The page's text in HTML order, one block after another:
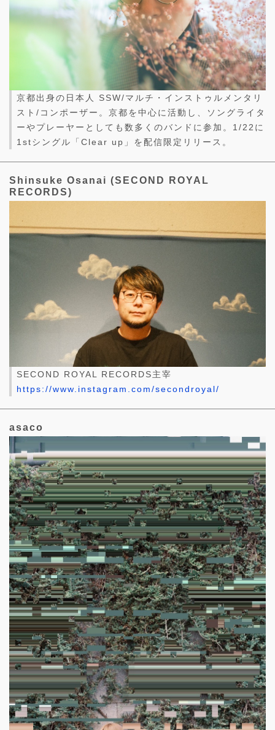
京都出身の日本人 SSW/マルチ・インストゥルメンタリ
スト/コンポーザー。京都を中心に活動し、ソングライタ
ーやプレーヤーとしても数多くのバンドに参加。1/22に
1stシングル「Clear up」を配信限定リリース。
Shinsuke Osanai (SECOND ROYAL
RECORDS)
SECOND ROYAL RECORDS主宰
https://www.instagram.com/secondroyal/
asaco